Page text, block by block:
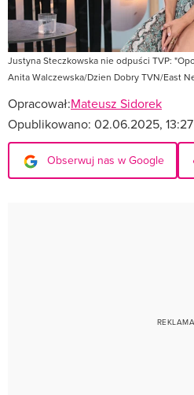
Justyna Steczkowska nie odpuści TVP:
Anita Walczewska/Dzien Dobry TVN/East
Opracował:Mateusz Sidorek
Opublikowano: 02.06.2025, 13:27
Obserwuj nas w Google